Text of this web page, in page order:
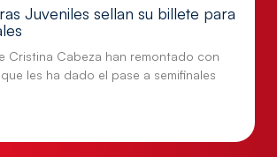
Juveniles sellan su billete para
Cristina Cabeza han remontado con
les ha dado el pase a semifinales